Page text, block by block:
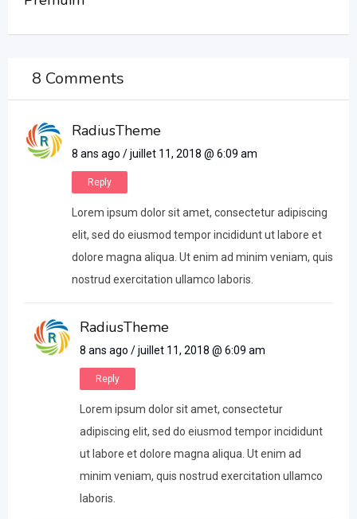
8 Comments
RadiusTheme
8 ans ago / juillet 11, 2018 @ 6:09 am
Reply
Lorem ipsum dolor sit amet, consectetur adipiscing
elit, sed do eiusmod tempor incididunt ut labore et
dolore magna aliqua. Ut enim ad minim veniam, quis
nostrud exercitation ullamco laboris.
RadiusTheme
8 ans ago / juillet 11, 2018 @ 6:09 am
Reply
Lorem ipsum dolor sit amet, consectetur
adipiscing elit, sed do eiusmod tempor incididunt
ut labore et dolore magna aliqua. Ut enim ad
minim veniam, quis nostrud exercitation ullamco
laboris.